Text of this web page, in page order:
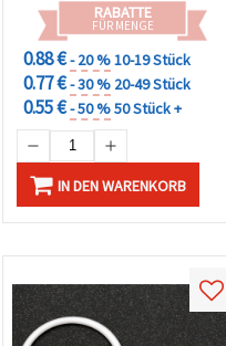
RABATTE
FÜR MENGE
0.88 €- 20 %10-19 Stück
0.77 €- 30 % 20-49 Stück
0.55 €- 50 %50 Stück +
IN DEN WARENKORB